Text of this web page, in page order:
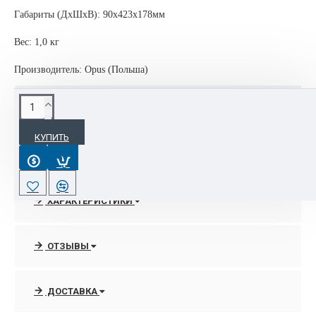
Габариты (ДхШхВ): 90х423х178мм
Вес: 1,0 кг
Производитель: Opus (Польша)
КУПИТЬ
ОПИСАНИЕ
Автоматическое определение типа обложки (мягкая/твёрдая).
Повёрнутый нагреватель для скорейшего и лучшего
переплёта.
LED-подсветка предупреждающая о высокой температуре.
ХАРАКТЕРИСТИКИ
ОТЗЫВЫ
ДОСТАВКА